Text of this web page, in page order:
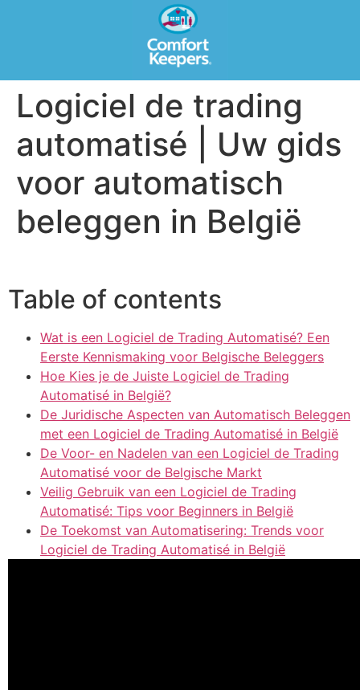
Logiciel de trading
automatisé | Uw gids
voor automatisch
beleggen in België
Table of contents
Wat is een Logiciel de Trading Automatisé? Een
Eerste Kennismaking voor Belgische Beleggers
Hoe Kies je de Juiste Logiciel de Trading
Automatisé in België?
De Juridische Aspecten van Automatisch Beleggen
met een Logiciel de Trading Automatisé in België
De Voor- en Nadelen van een Logiciel de Trading
Automatisé voor de Belgische Markt
Veilig Gebruik van een Logiciel de Trading
Automatisé: Tips voor Beginners in België
De Toekomst van Automatisering: Trends voor
Logiciel de Trading Automatisé in België